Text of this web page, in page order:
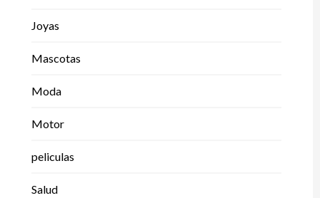
Joyas
Mascotas
Moda
Motor
peliculas
Salud